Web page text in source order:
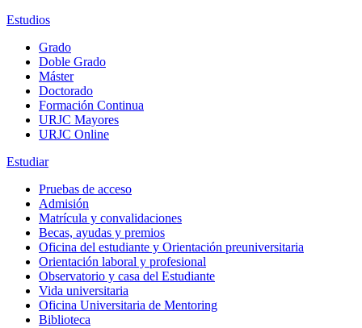
Estudios
Grado
Doble Grado
Máster
Doctorado
Formación Continua
URJC Mayores
URJC Online
Estudiar
Pruebas de acceso
Admisión
Matrícula y convalidaciones
Becas, ayudas y premios
Oficina del estudiante y Orientación preuniversitaria
Orientación laboral y profesional
Observatorio y casa del Estudiante
Vida universitaria
Oficina Universitaria de Mentoring
Biblioteca